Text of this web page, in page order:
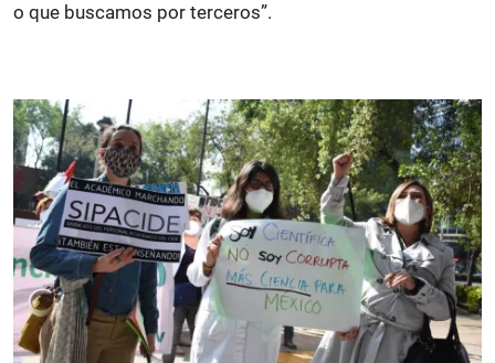
o que buscamos por terceros”.